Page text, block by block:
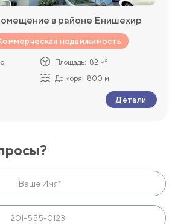
в районе Енишехир
недвижимость
Площадь: 82 м²
До моря: 800 м
Детали